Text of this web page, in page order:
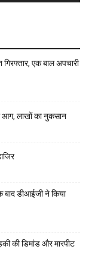
एक बाल अपचारी
आग, लाखों का नुकसान
बाद डीआईजी ने किया
की डिमांड और मारपीट